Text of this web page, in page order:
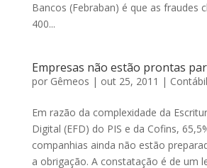
Bancos (Febraban) é que as fraudes
400...
Empresas não estão prontas
por Gêmeos | out 25, 2011 |
Em razão da complexidade da
Digital (EFD) do PIS e da Cofins,
companhias ainda não estão
a obrigação. A constatação é de um